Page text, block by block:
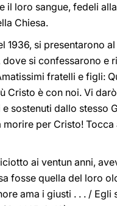
il loro sangue, fedeli
Chiesa.
1936, si presentarono
si confessarono
fratelli e figli:
Cristo è con noi. Vi
sostenuti dallo stesso
per Cristo!
ai ventun anni,
fosse quella del loro
ama i giusti . . . /